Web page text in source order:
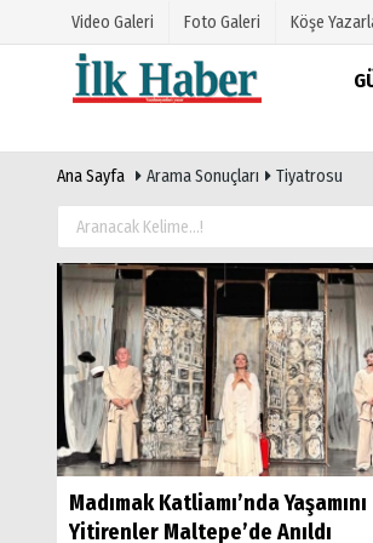
Video Galeri Foto Galeri Köşe
Hava
Gazete
Ana Sayfa Arama Sonuçları Tiyatrosu
Madımak Katliamı’nda Yaşamını
Yitirenler Maltepe’de Anıldı